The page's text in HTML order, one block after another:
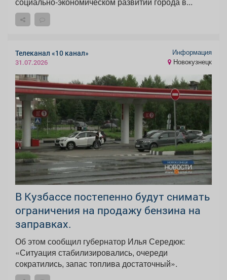
Телеканал «10 канал»
31.07.2026
Информация
Новокузнецк
В Кузбассе постепенно будут снимать
ограничения на продажу бензина на
заправках.
Об этом сообщил губернатор Илья Середюк:
«Ситуация стабилизировались, очереди
сократились, запас топлива достаточный».